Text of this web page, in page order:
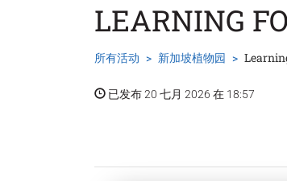
LEARNING
所有活动 新加坡植物园
已发布 20 七月 2026 在 18:57